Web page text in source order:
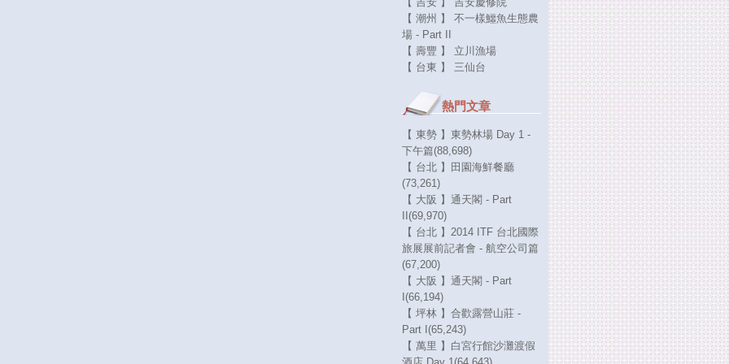
【 潮州 】 不一樣鱷魚生態農
場 - Part II
【 壽豐 】 立川漁場
【 台東 】 三仙台
熱門文章
【 東勢 】東勢林場 Day 1 -
下午篇(88,698)
【 台北 】田園海鮮餐廳
(73,261)
【 大阪 】通天閣 - Part
II(69,970)
【 台北 】2014 ITF 台北國際
旅展展前記者會 - 航空公司篇
(67,200)
【 大阪 】通天閣 - Part
I(66,194)
【 坪林 】合歡露營山莊 -
Part I(65,243)
【 萬里 】白宮行館沙灘渡假